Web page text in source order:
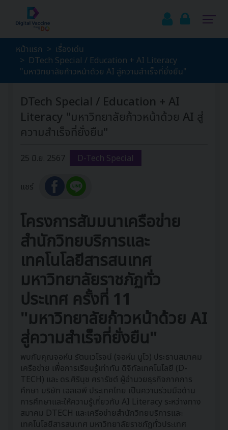
หน้าแรก
เรื่องเด่น
DTech Special / Education + AI Literacy
"มหาวิทยาลัยก้าวหน้าด้วย AI สู่ความสำเร็จที่ยั่งยืน"
DTech Special / Education + AI
Literacy "มหาวิทยาลัยก้าวหน้าด้วย AI สู่
ความสำเร็จที่ยั่งยืน"
25 มิ.ย. 2567 D-Tech Special
แชร์
โครงการสัมมนาเครือข่าย
สำนักวิทยบริการและ
เทคโนโลยีสารสนเทศ
มหาวิทยาลัยราชภัฏทั่ว
ประเทศ ครั้งที่ 11
"มหาวิทยาลัยก้าวหน้าด้วย AI
สู่ความสำเร็จที่ยั่งยืน"
พบกับคุณจอห์น รัตนเวโรจน์ (จอห์น นูโว) ประธานสมาคม
เครือข่าย เพื่อการเรียนรู้เท่าทัน ดิจิทัลเทคโนโลยี (D-
TECH) และ ดร.ศิรินุช ศรารัชต์ ผู้อำนวยธุรกิจภาคการ
ศึกษา บริษัท เอสเอพี ประเทศไทย เป็นความร่วมมือด้าน
การศึกษาและให้ความรู้เกี่ยวกับ AI Literacy ระหว่างทาง
สมาคม DTECH และเครือข่ายสำนักวิทยบริการและ
เทคโนโลยีสารสนเทศ มหาวิทยาลัยราชภัฏทั่วประเทศ